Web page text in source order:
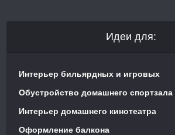
Идеи для:
Интерьер бильярдных и игровых
Обустройство домашнего спортзала
Интерьер домашнего кинотеатра
Оформление балкона